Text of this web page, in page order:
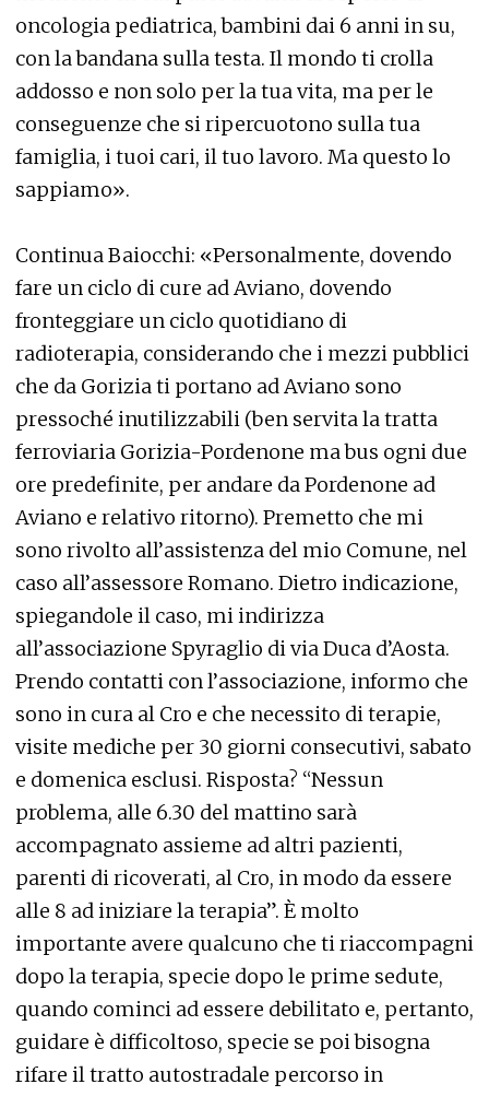
oncologia pediatrica, bambini dai 6 anni in su,
con la bandana sulla testa. Il mondo ti crolla
addosso e non solo per la tua vita, ma per le
conseguenze che si ripercuotono sulla tua
famiglia, i tuoi cari, il tuo lavoro. Ma questo lo
sappiamo».
Continua Baiocchi: «Personalmente, dovendo
fare un ciclo di cure ad Aviano, dovendo
fronteggiare un ciclo quotidiano di
radioterapia, considerando che i mezzi pubblici
che da Gorizia ti portano ad Aviano sono
pressoché inutilizzabili (ben servita la tratta
ferroviaria Gorizia-Pordenone ma bus ogni due
ore predefinite, per andare da Pordenone ad
Aviano e relativo ritorno). Premetto che mi
sono rivolto all’assistenza del mio Comune, nel
caso all’assessore Romano. Dietro indicazione,
spiegandole il caso, mi indirizza
all’associazione Spyraglio di via Duca d’Aosta.
Prendo contatti con l’associazione, informo che
sono in cura al Cro e che necessito di terapie,
visite mediche per 30 giorni consecutivi, sabato
e domenica esclusi. Risposta? “Nessun
problema, alle 6.30 del mattino sarà
accompagnato assieme ad altri pazienti,
parenti di ricoverati, al Cro, in modo da essere
alle 8 ad iniziare la terapia”. È molto
importante avere qualcuno che ti riaccompagni
dopo la terapia, specie dopo le prime sedute,
quando cominci ad essere debilitato e, pertanto,
guidare è difficoltoso, specie se poi bisogna
rifare il tratto autostradale percorso in